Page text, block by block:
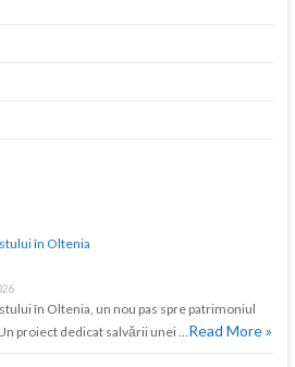
în Oltenia
în Oltenia, un nou pas spre patrimoniul
proiect dedicat salvării unei … Read More »